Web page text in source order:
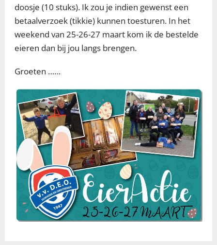
doosje (10 stuks). Ik zou je indien gewenst een
betaalverzoek (tikkie) kunnen toesturen. In het
weekend van 25-26-27 maart kom ik de bestelde
eieren dan bij jou langs brengen.
Groeten ……